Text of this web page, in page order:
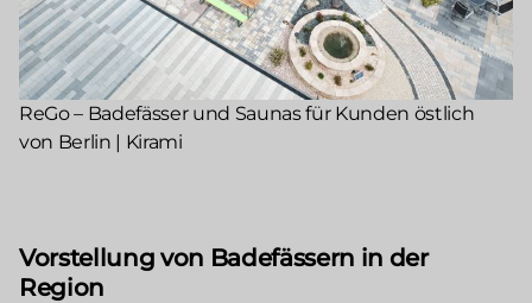
ReGo – Badefässer und Saunas für Kunden östlich
von Berlin | Kirami
Vorstellung von Badefässern in der
Region